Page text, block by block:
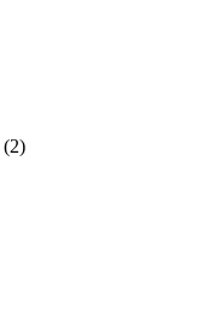
(2)